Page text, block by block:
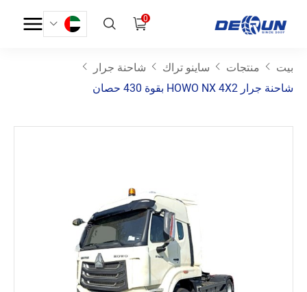
0
بيت منتجات ساينو تراك
شاحنة جرار
شاحنة جرار HOWO NX 4X2 بقوة 430 حصان